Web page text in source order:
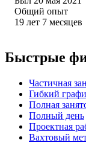
Общий опыт
19 лет 7 месяцев
Быстрые
Частичная
Гибкий
Полная
Полный день
Проектная
Вахтовый